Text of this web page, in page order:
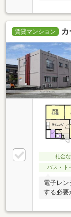
賃貸マンション カ
礼金
バス・ト
電子レン
する必要